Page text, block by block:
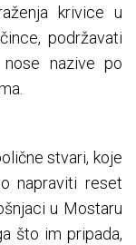
krivice u
podržavati
nazive po
stvari, koje
napraviti reset
u Mostaru
što im pripada,